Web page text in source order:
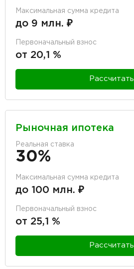
Максимальная сумма кредита
до 9 млн. ₽
Первоначальный взнос
от 20,1 %
Рассчитать
Рыночная ипотека
Реальная ставка
30%
Максимальная сумма кредита
до 100 млн. ₽
Первоначальный взнос
от 25,1 %
Рассчитать